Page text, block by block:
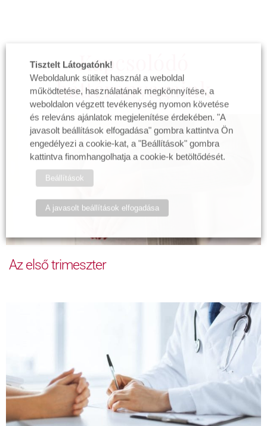
Kapcsolódó
háttéranyagaink
Az első trimeszter
Tisztelt Látogatónk!
Weboldalunk sütiket használ a weboldal
működtetése, használatának megkönnyítése, a
weboldalon végzett tevékenység nyomon követése
és releváns ajánlatok megjelenítése érdekében. "A
javasolt beállítások elfogadása" gombra kattintva Ön
engedélyezi a cookie-kat, a "Beállítások" gombra
kattintva finomhangolhatja a cookie-k betöltődését.
Beállítások
A javasolt beállítások elfogadása